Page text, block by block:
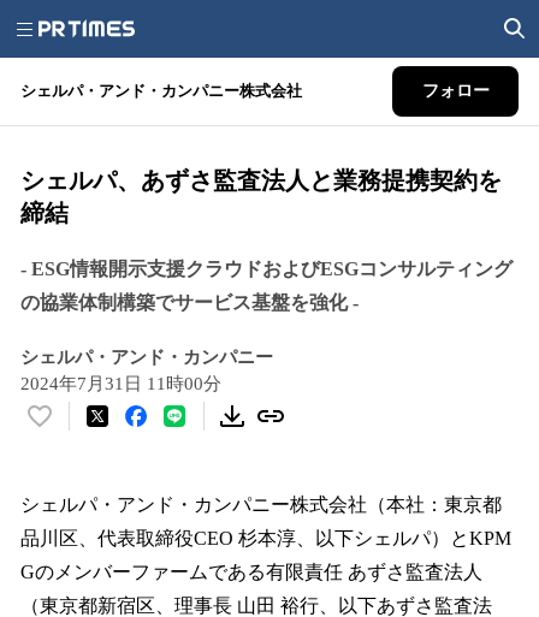
シェルパ・アンド・カンパニー株式会社 フォロー
シェルパ、あずさ監査法人と業務提携契約を
締結
- ESG情報開示支援クラウドおよびESGコンサルティング
の協業体制構築でサービス基盤を強化 -
シェルパ・アンド・カンパニー
2024年7月31日 11時00分
い
！
数
を
読
み
シェルパ・アンド・カンパニー株式会社（本社：東京都
品川区、代表取締役CEO 杉本淳、以下シェルパ）とKPM
Gのメンバーファームである有限責任 あずさ監査法人
（東京都新宿区、理事長 山田 裕行、以下あずさ監査法